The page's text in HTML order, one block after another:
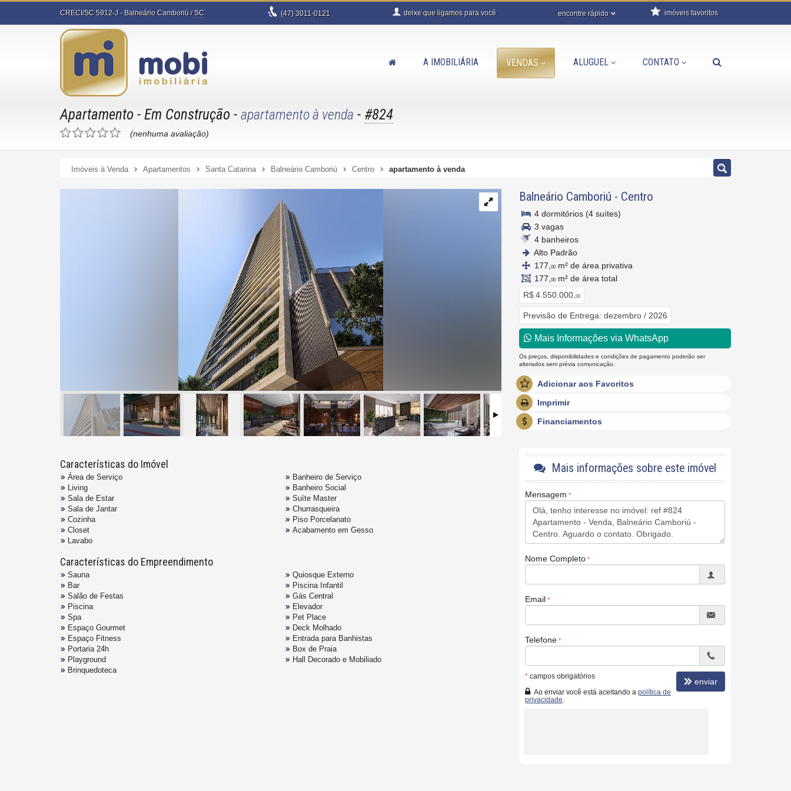
CRECI/SC 5912-J - Balneário Camboriú /SC (47)3011-0121 deixe que ligamos para você encontre rápido imóveis favoritos
A IMOBILIÁRIA VENDAS ALUGUEL CONTATO
Apartamento - Em Construção - apartamento à venda - #824
(nenhuma avaliação)
Imóveis à Venda Apartamentos Santa Catarina Balneário Camboriú Centro apartamento à venda
Balneário Camboriú - Centro
4 dormitórios (4 suítes)
3 vagas
4 banheiros
Alto Padrão
177, 00 m² de área privativa
177, 00 m² de área total
R$ 4.550.000, 00
Previsão de Entrega: dezembro / 2026
Mais Informações via WhatsApp
Os preços, disponibilidades e condições de pagamento poderão ser
alterados sem prévia comunicação.
Adicionar aos Favoritos
Imprimir
Financiamentos
Características do Imóvel
Área de Serviço
Living
Sala de Estar
Sala de Jantar
Cozinha
Closet
Lavabo
Banheiro de Serviço
Banheiro Social
Suíte Master
Churrasqueira
Piso Porcelanato
Acabamento em Gesso
Características do Empreendimento
Sauna
Bar
Salão de Festas
Piscina
Spa
Espaço Gourmet
Espaço Fitness
Portaria 24h
Playground
Brinquedoteca
Quiosque Externo
Piscina Infantil
Gás Central
Elevador
Pet Place
Deck Molhado
Entrada para Banhistas
Box de Praia
Hall Decorado e Mobiliado
Mais informações sobre este imóvel
Mensagem
Nome Completo
Email
Telefone
* campos obrigatórios
Ao enviar você está aceitando a política de
privacidade
enviar